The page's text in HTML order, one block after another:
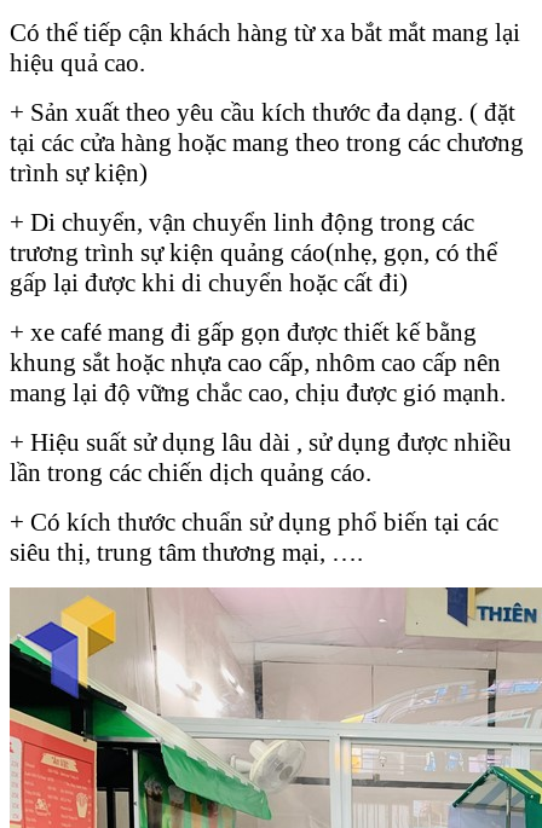
Có thể tiếp cận khách hàng từ xa bắt mắt mang lại
hiệu quả cao.
+ Sản xuất theo yêu cầu kích thước đa dạng. ( đặt
tại các cửa hàng hoặc mang theo trong các chương
trình sự kiện)
+ Di chuyển, vận chuyển linh động trong các
trương trình sự kiện quảng cáo(nhẹ, gọn, có thể
gấp lại được khi di chuyển hoặc cất đi)
+ xe café mang đi gấp gọn được thiết kế bằng
khung sắt hoặc nhựa cao cấp, nhôm cao cấp nên
mang lại độ vững chắc cao, chịu được gió mạnh.
+ Hiệu suất sử dụng lâu dài , sử dụng được nhiều
lần trong các chiến dịch quảng cáo.
+ Có kích thước chuẩn sử dụng phổ biến tại các
siêu thị, trung tâm thương mại, ….